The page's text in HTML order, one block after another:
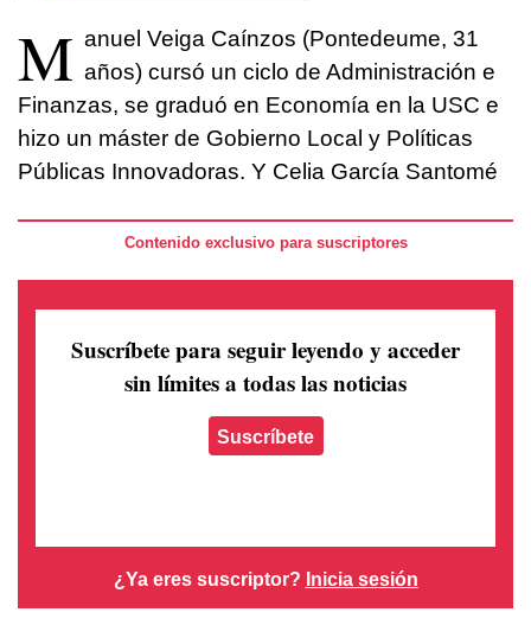
M anuel Veiga Caínzos (Pontedeume, 31
años) cursó un ciclo de Administración e
Finanzas, se graduó en Economía en la USC e
hizo un máster de Gobierno Local y Políticas
Públicas Innovadoras. Y Celia García Santomé
Contenido exclusivo para suscriptores
Suscríbete para seguir leyendo y acceder
sin límites a todas las noticias
Suscríbete
¿Ya eres suscriptor? Inicia sesión